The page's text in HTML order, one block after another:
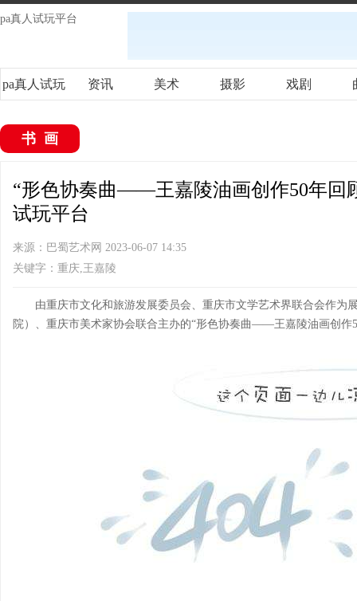
pa真人试玩平台
pa真人试玩 资讯 美术 摄影 戏剧
书画
“形色协奏曲——王嘉陵油画创作50年回
试玩平台
来源：巴蜀艺术网 2023-06-07 14:35
关键字：重庆,王嘉陵
由重庆市文化和旅游发展委员会、重庆市文学艺术界联合会作为
院）、重庆市美术家协会联合主办的“形色协奏曲——王嘉陵油画创作